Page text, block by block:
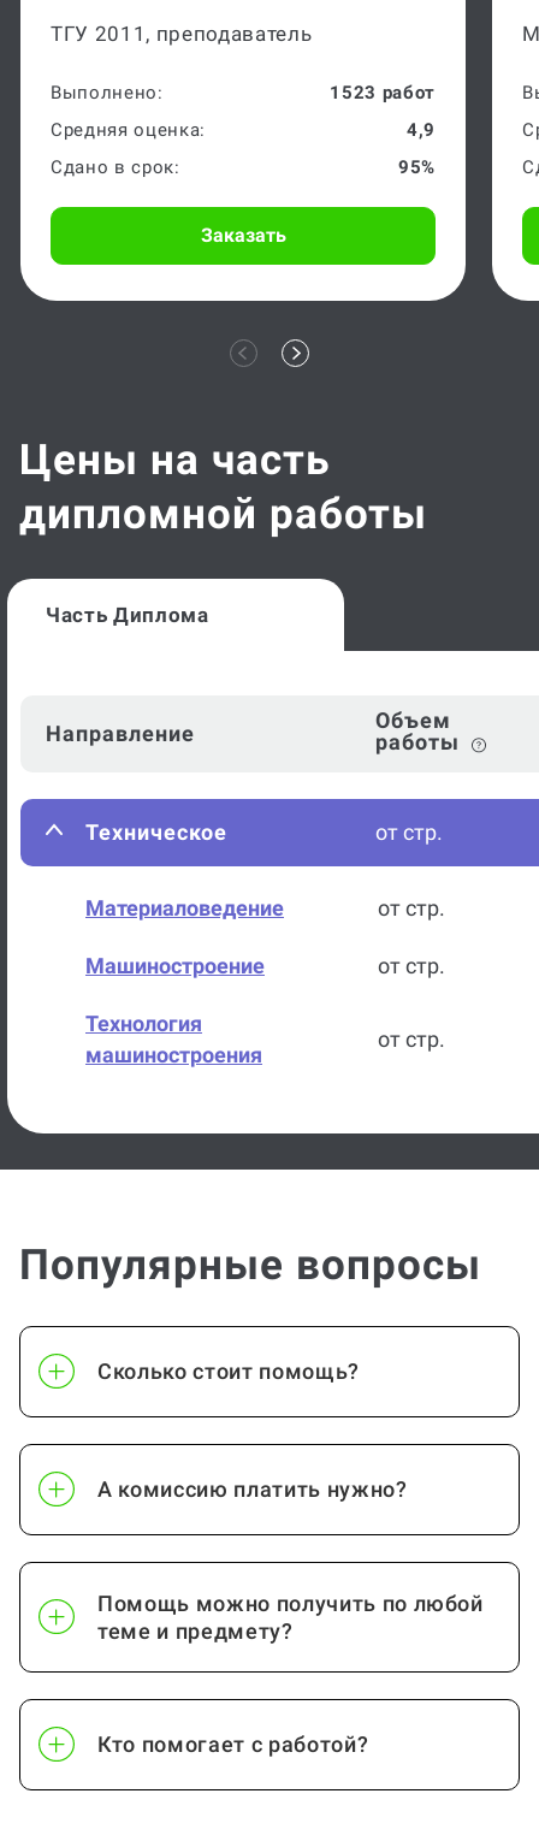
ТГУ 2011, преподаватель
Выполнено:
1523 работ
Средняя оценка:
4,9
Сдано в срок:
95%
Заказать
Цены на часть
дипломной работы
Часть Диплома
Направление
Объем
работы
Техническое от стр.
Материаловедение от стр.
Машиностроение от стр.
Технология
машиностроения
от стр.
Управление качеством от стр.
Железобетонные
Проектирование
от стр.
от стр.
Посмотреть ещё
Популярные вопросы
Сколько стоит помощь?
А комиссию платить нужно?
Помощь можно получить по любой
теме и предмету?
Кто помогает с работой?